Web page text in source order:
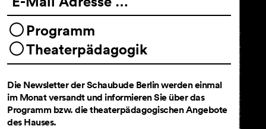
Programm
Theaterpädagogik
Die Newsletter der Schaubude Berlin werden einmal
im Monat versandt und informieren Sie über das
Programm bzw. die theaterpädagogischen Angebote
des Hauses.